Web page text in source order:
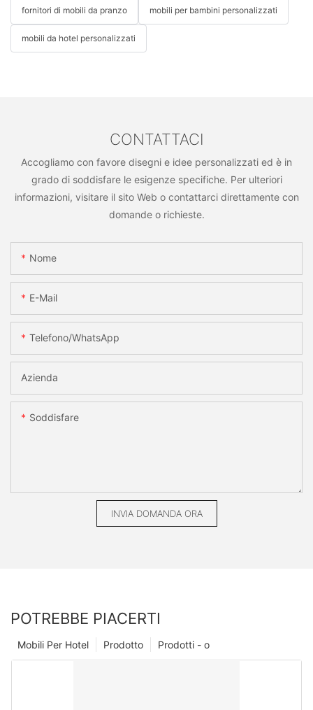
fornitori di mobili da pranzo mobili per bambini personalizzati
mobili da hotel personalizzati
CONTATTACI
Accogliamo con favore disegni e idee personalizzati ed è in
grado di soddisfare le esigenze specifiche. Per ulteriori
informazioni, visitare il sito Web o contattarci direttamente con
domande o richieste.
Nome
E-Mail
Telefono/WhatsApp
Azienda
Soddisfare
INVIA DOMANDA ORA
POTREBBE PIACERTI
Prodotti - o
Prodotto
Mobili Per Hotel